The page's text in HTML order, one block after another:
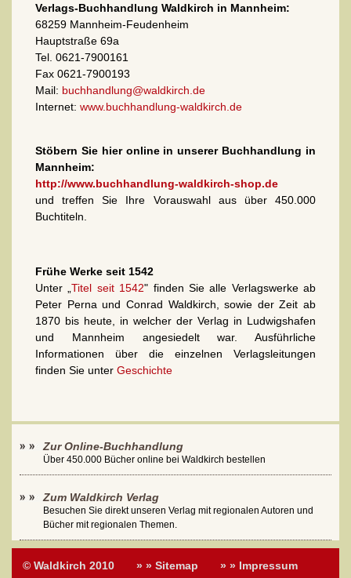
Verlags-Buchhandlung Waldkirch in Mannheim:
68259 Mannheim-Feudenheim
Hauptstraße 69a
Tel. 0621-7900161
Fax 0621-7900193
Mail: buchhandlung@waldkirch.de
Internet: www.buchhandlung-waldkirch.de
Stöbern Sie hier online in unserer Buchhandlung in
Mannheim:
http://www.buchhandlung-waldkirch-shop.de
und treffen Sie Ihre Vorauswahl aus über 450.000
Buchtiteln.
Frühe Werke seit 1542
Unter „Titel seit 1542" finden Sie alle Verlagswerke ab
Peter Perna und Conrad Waldkirch, sowie der Zeit ab
1870 bis heute, in welcher der Verlag in Ludwigshafen
und Mannheim angesiedelt war. Ausführliche
Informationen über die einzelnen Verlagsleitungen
finden Sie unter Geschichte
Zur Online-Buchhandlung
Über 450.000 Bücher online bei Waldkirch bestellen
Zum Waldkirch Verlag
Besuchen Sie direkt unseren Verlag mit regionalen Autoren und
Bücher mit regionalen Themen.
© Waldkirch 2010 » » Sitemap » » Impressum